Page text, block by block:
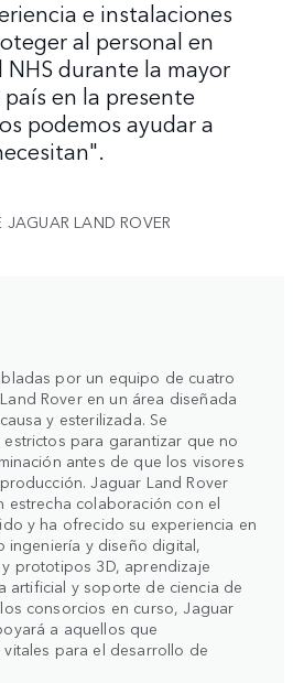
e instalaciones
al personal en
durante la mayor
en la presente
podemos ayudar a
JAGUAR LAND ROVER
por un equipo de cuatro
Rover en un área diseñada
y esterilizada. Se
para garantizar que no
antes de que los visores
Jaguar Land Rover
estrecha colaboración con el
y ha ofrecido su experiencia en
ingeniería y diseño digital,
prototipos 3D, aprendizaje
artificial y soporte de ciencia de
consorcios en curso, Jaguar
a aquellos que
para el desarrollo de